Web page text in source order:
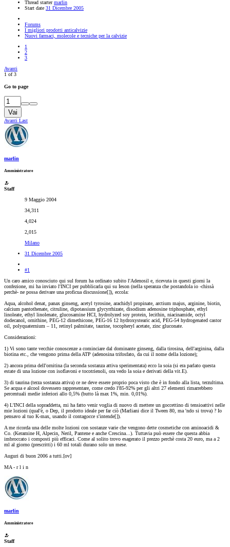
Thread starter marlin
Start date 31 Dicembre 2005
Forums
I migliori prodotti anticalvizie
Nuovi farmaci, molecole e tecniche per la calvizie
1
2
3
Avanti
1 of 3
Go to page
Vai
Avanti Last
marlin
Amministratore
Staff
9 Maggio 2004
34,311
4,024
2,015
Milano
31 Dicembre 2005
#1
Un caro amico conosciuto qui sul forum ha ordinato subito l'Adenosil e, ricevuta in questi giorni la
confezione, mi ha inviato l'INCI per pubblicarla qui su Ieson (nella speranza che postandola io -chissà
perchè- ne possa derivare una proficua discussione[]), eccola:
Aqua, alcohol denat, panax ginseng, acetyl tyrosine, arachidyl propinate, arctium majus, arginine, biotin,
calcium pantothenate, citruline, dipotassium glycyrrhizate, disodium adenosine triphosphate, ethyl
linoleate, ethyl linolenate, glucosamine HCI, hydrolyzed soy protein, lecithin, niacinamide, octyl
dodecanol, ornithine, PEG-12 dimethicone, PEG-16 12 hydroxystearic acid, PEG-54 hydrogenated castor
oil, polyquaternium – 11, retinyl palmitate, taurine, tocopheryl acetate, zinc gluconate.
Considerazioni:
1) Vi sono tante vecchie conoscenze a cominciare dal dominante ginseng, dalla tirosina, dell'arginina, dalla
biotina etc., che vengono prima della ATP (adenosina trifosfato, da cui il nome della lozione);
2) ancora prima dell'ornitina (la seconda sostanza attiva sperimentata) ecco la soia (si era parlato questa
estate di una lozione con isoflavoni e tocotrienoli, ora vedo la soia e derivati della vit.E).
3) di taurina (terza sostanza attiva) ce ne deve essere proprio poca visto che è in fondo alla lista, terzultima.
Se acqua e alcool dovessero rappresentare, come credo l'85-92% per gli altri 27 elementi rimarrebbero
percentuali medie inferiori allo 0,5% (butto là max 1%, min. 0,01%).
4) L'INCI della sopraddetta, mi ha fatto venir voglia di nuovo di mettere un goccettino di tensioattivi nelle
mie lozioni (qual'è, o Dep, il prodotto ideale per far ciò (Marliani dice il Tween 80, ma 'ndo si trova) ? Io
pensavo al tuo K-max, usando il contagocce s'intende[]).
A me ricorda una delle molte lozioni con sostanze varie che vengono dette cosmetiche con aminoacidi &
Co. (Keramine H, Alpecin, Neril, Pantene e anche Crescina...). Tuttavia può essere che questa abbia
imbroccato i composti più efficaci. Come al solito trovo esagerato il prezzo perchè costa 20 euro, ma a 2
ml al giorno (prescritti) i 60 ml totali durano solo un mese.
Auguri di buon 2006 a tutti.[ov]
MA - r l i n
marlin
Amministratore
Staff